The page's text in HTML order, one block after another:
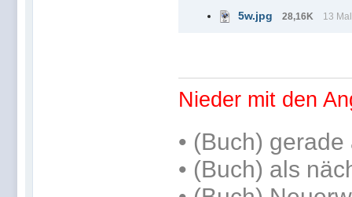
5w.jpg 28,16K 13
Nieder mit den
• (Buch) gerade
• (Buch) als